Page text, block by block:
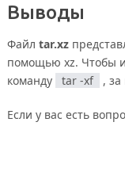
Выводы
Файл tar.xz
помощью xz. Чтобы
команду
tar -xf ,
Если у вас есть